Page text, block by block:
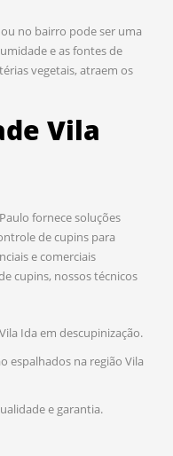
no bairro pode ser uma
e as fontes de
vegetais, atraem os
Vila
fornece soluções
de cupins para
e comerciais
cupins, nossos técnicos
Ida em descupinização.
espalhados na região Vila
e garantia.